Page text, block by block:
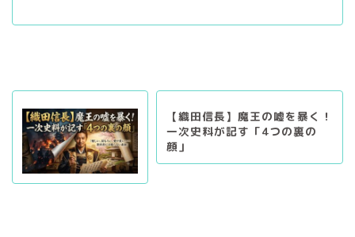
【織田信長】魔王の嘘を暴く！
一次史料が記す「4つの裏の
顔」